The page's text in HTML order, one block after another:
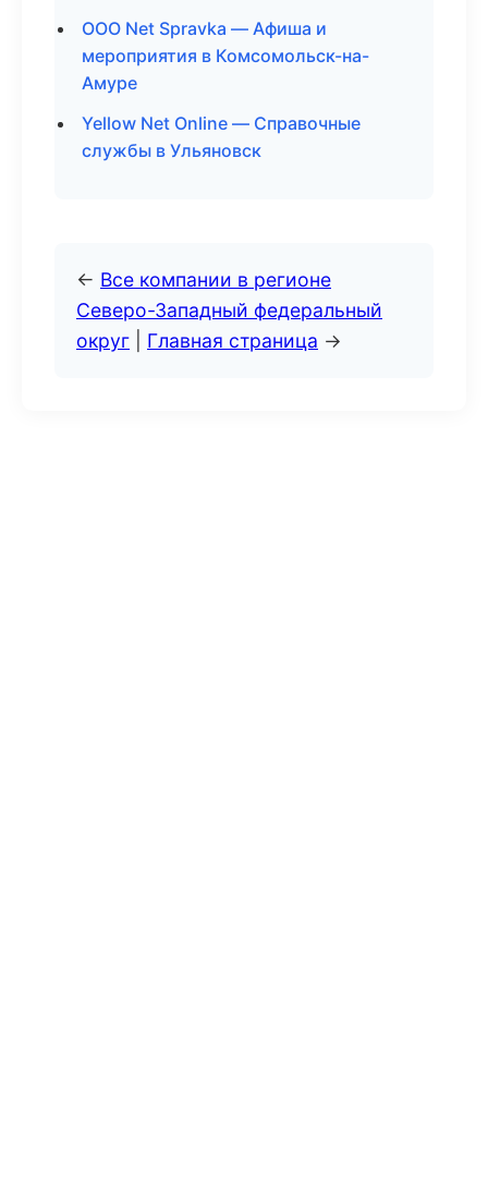
ООО Net Spravka — Афиша и
мероприятия в Комсомольск-на-
Амуре
Yellow Net Online — Справочные
службы в Ульяновск
← Все компании в регионе
Северо-Западный федеральный
округ
Главная страница →